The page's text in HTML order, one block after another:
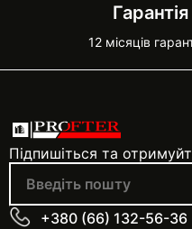
12 місяців
Підпишіться та
+380 (66) 132-56-36